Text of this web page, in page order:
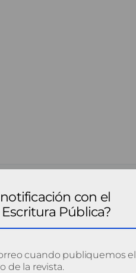
con el
Pública?
cuando publiquemos el
de la revista.